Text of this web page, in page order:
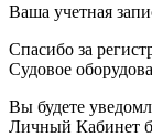
Ваша учетная
Спасибо за
Судовое
Вы будете
Личный Кабинет